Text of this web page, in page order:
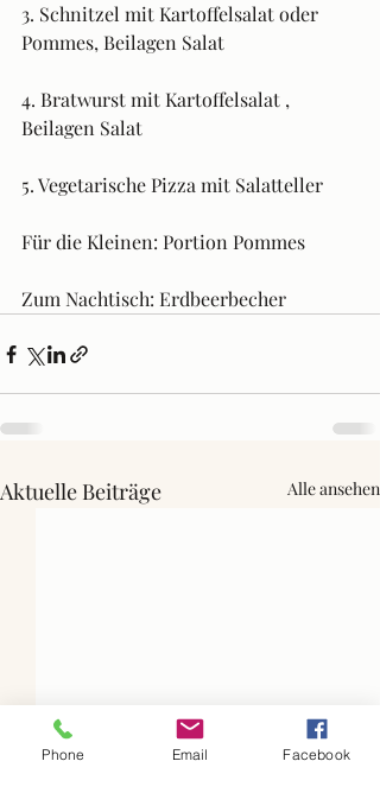
3. Schnitzel mit Kartoffelsalat oder
Pommes, Beilagen Salat
4. Bratwurst mit Kartoffelsalat ,
Beilagen Salat
5. Vegetarische Pizza mit Salatteller
Für die Kleinen: Portion Pommes
Zum Nachtisch: Erdbeerbecher
Aktuelle Beiträge Alle ansehen
Phone Email Facebook